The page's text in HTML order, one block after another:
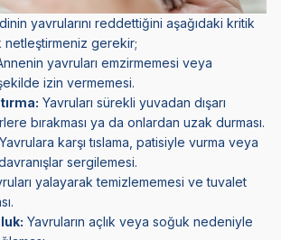
yavrularını reddettiğini aşağıdaki kritik
netleştirmeniz gerekir;
yavruları emzirmemesi veya
izin vermemesi.
Yavruları sürekli yuvadan dışarı
bırakması ya da onlardan uzak durması.
Yavrulara karşı tıslama, patisiyle vurma veya
sergilemesi.
yalayarak temizlememesi ve tuvalet
Yavruların açlık veya soğuk nedeniyle